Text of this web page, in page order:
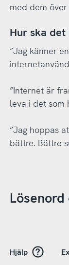
med dem
Hur ska
”Jag känner
”Internet är
leva i det som
”Jag hoppas
bättre. Bättre
Hjälp